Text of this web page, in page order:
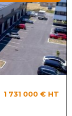
1 731 000 € HT